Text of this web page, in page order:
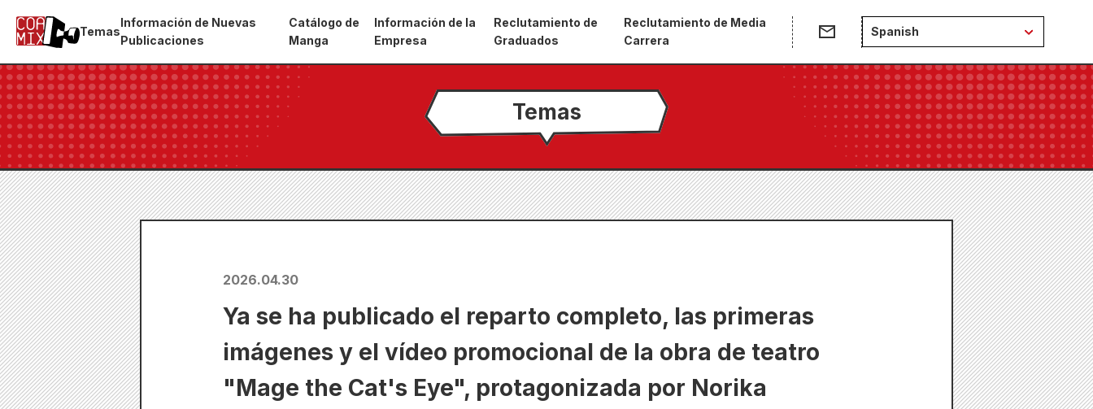
Temas
Información de Nuevas
Publicaciones
Catálogo de
Manga
Información de la
Empresa
Reclutamiento de
Graduados
Reclutamiento de Media
Carrera
Spanish
Temas
2026.04.30
Ya se ha publicado el reparto completo, las primeras
imágenes y el vídeo promocional de la obra de teatro
"Mage the Cat's Eye", protagonizada por Norika